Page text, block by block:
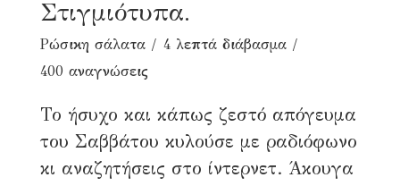
Στιγμιότυπα.
Ρώσικη σάλατα
4 λεπτά διάβασμα
400 αναγνώσεις
Το ήσυχο και κάπως ζεστό απόγευμα
του Σαββάτου κυλούσε με ραδιόφωνο
κι αναζητήσεις στο ίντερνετ. Άκουγα